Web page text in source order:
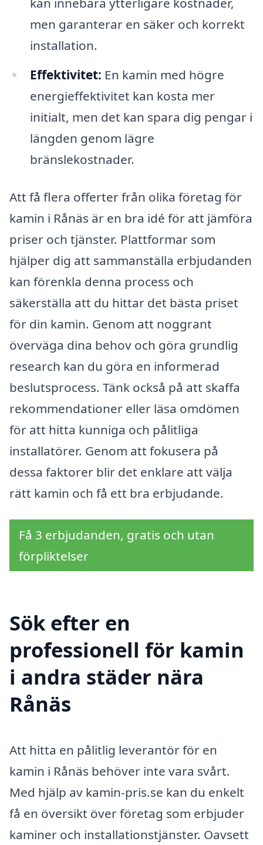
men garanterar en säker och korrekt
installation.
Effektivitet: En kamin med högre
energieffektivitet kan kosta mer
initialt, men det kan spara dig pengar i
längden genom lägre
bränslekostnader.
Att få flera offerter från olika företag för
kamin i Rånäs är en bra idé för att jämföra
priser och tjänster. Plattformar som
hjälper dig att sammanställa erbjudanden
kan förenkla denna process och
säkerställa att du hittar det bästa priset
för din kamin. Genom att noggrant
överväga dina behov och göra grundlig
research kan du göra en informerad
beslutsprocess. Tänk också på att skaffa
rekommendationer eller läsa omdömen
för att hitta kunniga och pålitliga
installatörer. Genom att fokusera på
dessa faktorer blir det enklare att välja
rätt kamin och få ett bra erbjudande.
Få 3 erbjudanden, gratis och utan
förpliktelser
Sök efter en
professionell för kamin
i andra städer nära
Rånäs
Att hitta en pålitlig leverantör för en
kamin i Rånäs behöver inte vara svårt.
Med hjälp av kamin-pris.se kan du enkelt
få en översikt över företag som erbjuder
kaminer och installationstjänster. Oavsett